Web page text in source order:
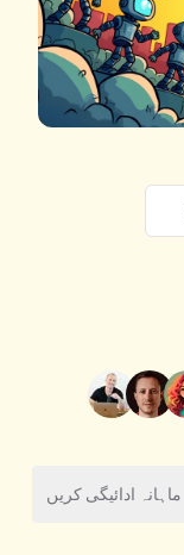
ماہانہ ادائیگی کریں